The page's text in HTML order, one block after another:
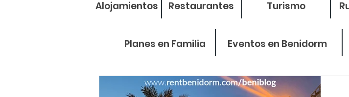
Alojamientos Restaurantes Turismo
Planes en Familia Eventos en Benidorm